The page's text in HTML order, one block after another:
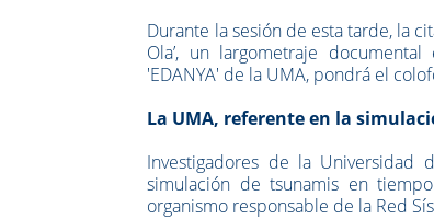
Durante la sesión de esta tarde, la
Ola’, un largometraje
'EDANYA' de la UMA, pondrá el
La UMA, referente en la
Investigadores de la
simulación de tsunamis en
organismo responsable de la Red